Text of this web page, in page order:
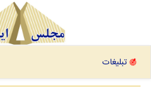
تبلیغات